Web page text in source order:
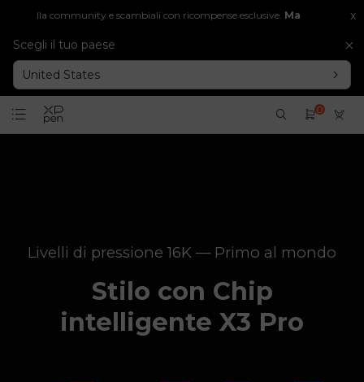
community e scambiali con ricompense esclusive.Maggiori
x
Scegli il tuo paese
United States
0
Livelli di pressione 16K — Primo al mondo
Stilo con Chip
intelligente X3 Pro